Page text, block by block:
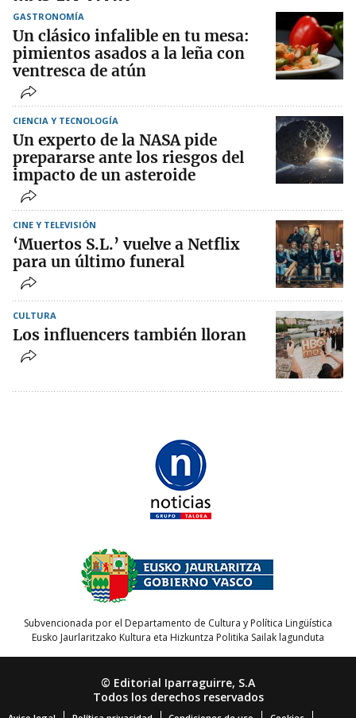
GASTRONOMÍA
Un clásico infalible en tu mesa:
pimientos asados a la leña con
ventresca de atún
CIENCIA Y TECNOLOGÍA
Un experto de la NASA pide
prepararse ante los riesgos del
impacto de un asteroide
CINE Y TELEVISIÓN
‘Muertos S.L.’ vuelve a Netflix
para un último funeral
CULTURA
Los influencers también lloran
Subvencionada por el Departamento de Cultura y Política Lingüística
Eusko Jaurlaritzako Kultura eta Hizkuntza Politika Sailak lagunduta
© Editorial Iparraguirre, S.A
Todos los derechos reservados